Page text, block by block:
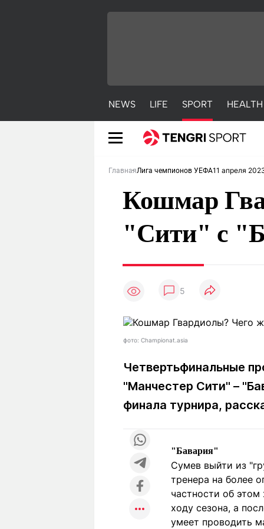
NEWS LIFE SPORT HEALTH
NEWS
Погода
Рейтинги
LIFE
Полезно
Гороскопы
Рецепты
О проекте
+7 (777) 001 44 99
ГлавнаяЛига чемпионов УЕФА11 апреля
Кошмар
"Сити" с
5
фото: Championat.asia
Четвертьфинальные
"Манчестер Сити" –
финала турнира,
"Бавария"
Сумев выйти из
тренера на более
частности об
ходу сезона, а
умеет проводить